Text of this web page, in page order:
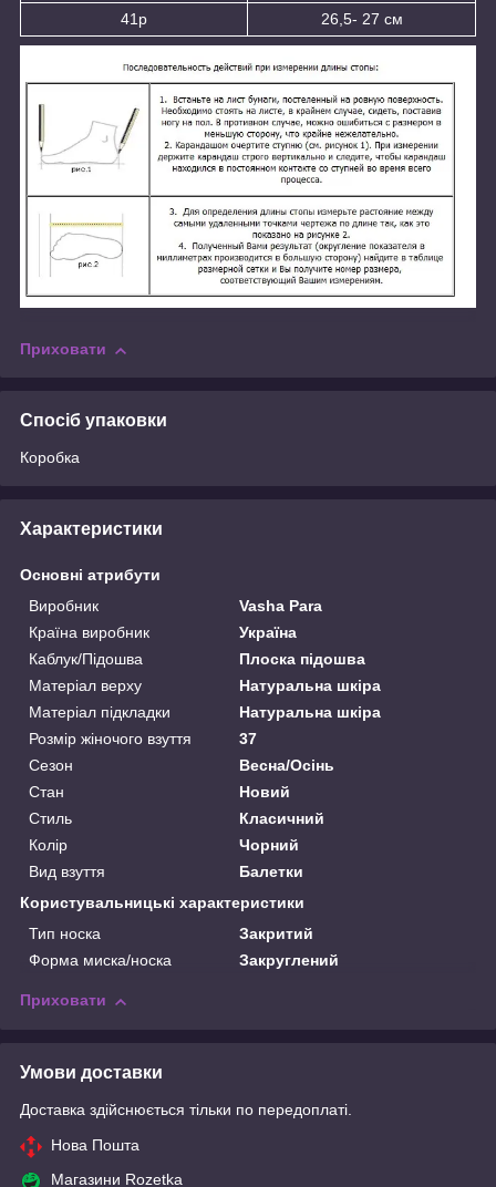
41р
26,5- 27 см
Приховати
Спосіб упаковки
Коробка
Характеристики
Основні атрибути
Виробник
Vasha Para
Країна виробник
Україна
Каблук/Підошва
Плоска підошва
Матеріал верху
Натуральна шкіра
Матеріал підкладки
Натуральна шкіра
Розмір жіночого взуття
37
Сезон
Весна/Осінь
Стан
Новий
Стиль
Класичний
Колір
Чорний
Вид взуття
Балетки
Користувальницькі характеристики
Тип носка
Закритий
Форма миска/носка
Закруглений
Приховати
Умови доставки
Доставка здійснюється тільки по передоплаті.
Нова Пошта
Магазини Rozetka